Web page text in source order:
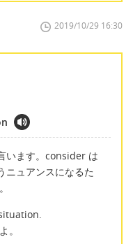
2019/10/29 16:30
います。consider は
ニュアンスになるた
。